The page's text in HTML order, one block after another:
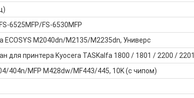
6525MFP/FS-6530MFP
M2040dn/M2135/M2235dn, Универс
для принтера Kyocera TASKalfa 1800 / 1801 / 2200 / 2201
404n/MFP M428dw/MF443/445, 10K (с чипом)